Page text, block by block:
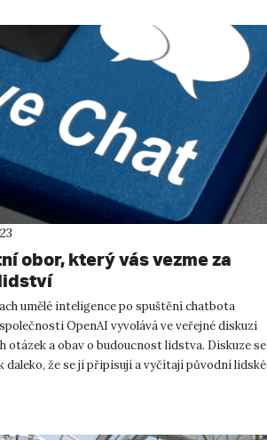
obor, který vás vezme za
umělé inteligence po spuštění chatbota
OpenAI vyvolává ve veřejné diskuzi
otázek a obav o budoucnost lidstva. Diskuze se
daleko, že se jí připisují a vyčítají původní lidské